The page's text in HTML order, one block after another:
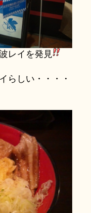
レイを発見
らしい・・・・